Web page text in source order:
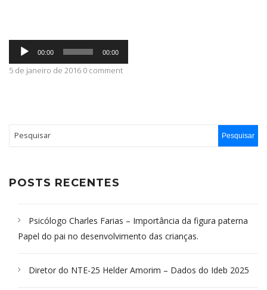
CONTATO
Tocador
áudio
00:00 00:00
5 de janeiro de 2016 0 comment
POSTS RECENTES
Psicólogo Charles Farias – Importância da figura paterna
Papel do pai no desenvolvimento das crianças.
Diretor do NTE-25 Helder Amorim – Dados do Ideb 2025